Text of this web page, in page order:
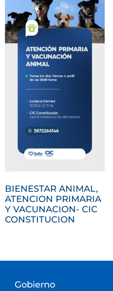
BIENESTAR ANIMAL,
ATENCION PRIMARIA
Y VACUNACION- CIC
CONSTITUCION
Gobierno